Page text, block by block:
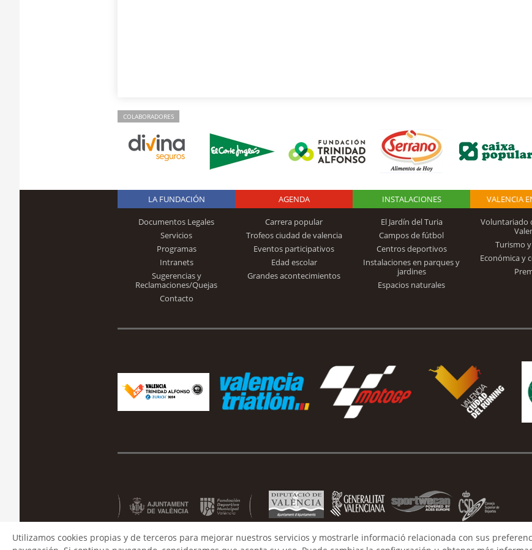
COLABORADORES
Logo Fundación
Trinidad Alfonso
LA FUNDACIÓN
Documentos Legales
Servicios
Programas
Intranets
Sugerencias y
Reclamaciones/Quejas
Contacto
AGENDA
Carrera popular
Trofeos ciudad de valencia
Eventos participativos
Edad escolar
Grandes acontecimientos
INSTALACIONES
El Jardín del Turia
Campos de fútbol
Centros deportivos
Instalaciones en parques y
jardines
Espacios naturales
VALENCIA
Voluntariado
Turismo
Económica y
Utilizamos cookies propias y de terceros para mejorar nuestros servicios y mostrarle informació relacionada con sus